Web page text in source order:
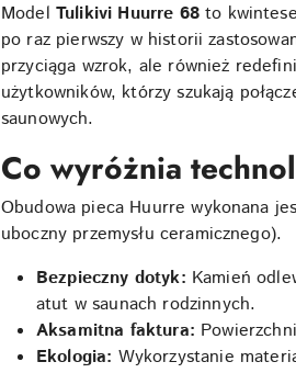
Model Tulikivi Huurre 68 to
po raz pierwszy w historii
przyciąga wzrok, ale również
użytkowników, którzy szukają
saunowych.
Co wyróżnia
Obudowa pieca Huurre wykonana
uboczny przemysłu ceramicznego).
Bezpieczny dotyk: Kamień
atut w saunach rodzinnych.
Aksamitna faktura:
Ekologia: Wykorzystanie